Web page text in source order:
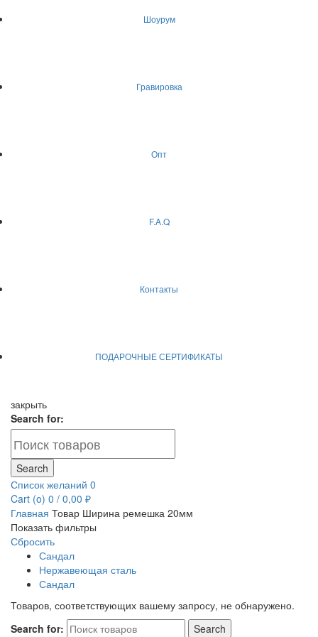
Шоурум
Гравировка
Опт
F.A.Q
Контакты
ПОДАРОЧНЫЕ СЕРТИФИКАТЫ
закрыть
Search for:
Search
Список желаний 0
Cart (o) 0 / 0,00 ₽
Главная Товар Ширина ремешка 20мм
Показать фильтры
Сбросить
Сандал
Нержавеющая сталь
Сандал
Товаров, соответствующих вашему запросу, не обнаружено.
Search for:
Search